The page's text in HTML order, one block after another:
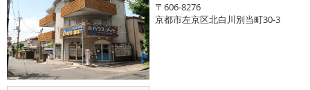
〒606-8276
京都市左京区北白川別当町30-3